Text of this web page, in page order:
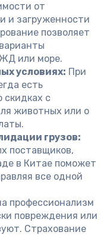
от
и загруженности
позволяет
ЖД или море.
условиях: При
есть
скидках с
животных или о
грузов:
поставщиков,
в Китае поможет
все одной
профессионализм
повреждения или
Страхование